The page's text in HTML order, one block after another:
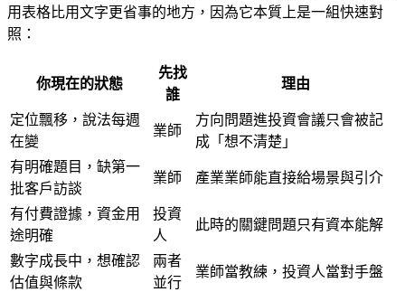
用表格比用文字更省事的地方，因為它本質上是一組快速對
照：
你現在的狀態
先找
誰
理由
定位飄移，說法每週
在變
業師
方向問題進投資會議只會被記
成「想不清楚」
有明確題目，缺第一
批客戶訪談
業師 產業業師能直接給場景與引介
有付費證據，資金用
途明確
投資
人
此時的關鍵問題只有資本能解
數字成長中，想確認
估值與條款
兩者
並行
業師當教練，投資人當對手盤